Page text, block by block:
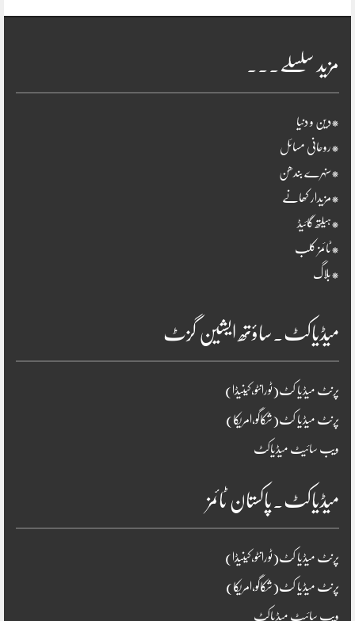
مزید سلسلے۔۔۔
*دین و دنیا
*روحانی مسائل
*سنہرے بندھن
*مزیدار کھانے
*ہیلتھ گائیڈ
*ٹائمز کلب
*بلاگ
میڈیاکٹ۔ساؤتھ ایشین گزٹ
پرنٹ میڈیا کٹ(ٹورانٹو،کینیڈا)
پرنٹ میڈیا کٹ(شکاگو،امریکا)
ویب سائیٹ میڈیاکٹ
میڈیاکٹ۔پاکستان ٹائمز
پرنٹ میڈیا کٹ(ٹورانٹو،کینیڈا)
پرنٹ میڈیا کٹ(شکاگو،امریکا)
ویب سائیٹ میڈیاکٹ